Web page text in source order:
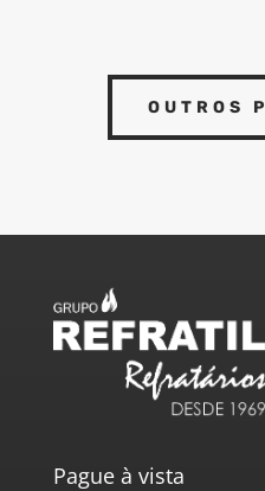
OUTROS
Pague à vista